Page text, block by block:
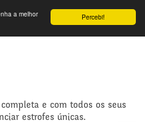
Percebi!
a melhor
e com todos os seus
estrofes únicas.